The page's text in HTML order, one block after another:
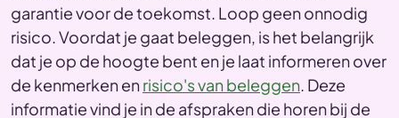
garantie voor de toekomst. Loop geen onnodig
risico. Voordat je gaat beleggen, is het belangrijk
dat je op de hoogte bent en je laat informeren over
de kenmerken enrisico's van beleggen. Deze
informatie vind je in de afspraken die horen bij de